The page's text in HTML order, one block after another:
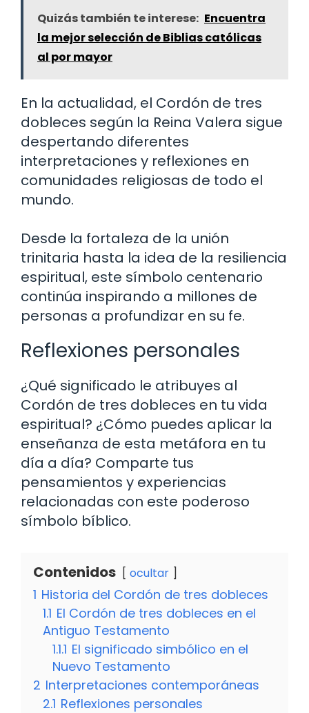
Quizás también te interese: Encuentra
la mejor selección de Biblias católicas
al por mayor
En la actualidad, el Cordón de tres
dobleces según la Reina Valera sigue
despertando diferentes
interpretaciones y reflexiones en
comunidades religiosas de todo el
mundo.
Desde la fortaleza de la unión
trinitaria hasta la idea de la resiliencia
espiritual, este símbolo centenario
continúa inspirando a millones de
personas a profundizar en su fe.
Reflexiones personales
¿Qué significado le atribuyes al
Cordón de tres dobleces en tu vida
espiritual? ¿Cómo puedes aplicar la
enseñanza de esta metáfora en tu
día a día? Comparte tus
pensamientos y experiencias
relacionadas con este poderoso
símbolo bíblico.
Contenidos ocultar
1 Historia del Cordón de tres dobleces
1.1 El Cordón de tres dobleces en el
Antiguo Testamento
1.1.1 El significado simbólico en el
Nuevo Testamento
2 Interpretaciones contemporáneas
2.1 Reflexiones personales